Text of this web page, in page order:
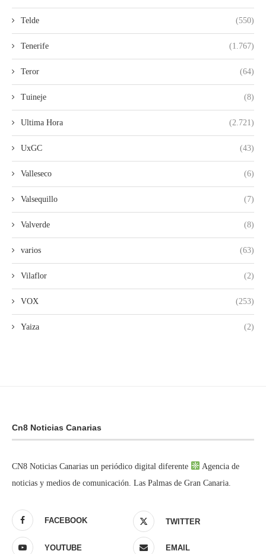
Telde (550)
Tenerife (1.767)
Teror (64)
Tuineje (8)
Ultima Hora (2.721)
UxGC (43)
Valleseco (6)
Valsequillo (7)
Valverde (8)
varios (63)
Vilaflor (2)
VOX (253)
Yaiza (2)
Cn8 Noticias Canarias
CN8 Noticias Canarias un periódico digital diferente
Agencia de
noticias y medios de comunicación. Las Palmas de Gran Canaria.
FACEBOOK TWITTER
YOUTUBE EMAIL